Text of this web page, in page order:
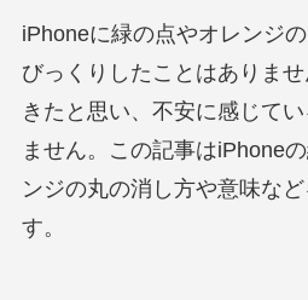
iPhoneに緑の点やオレンジ
びっくりしたことはありま
きたと思い、不安に感じて
ません。この記事はiPhone
ンジの丸の消し方や意味な
す。